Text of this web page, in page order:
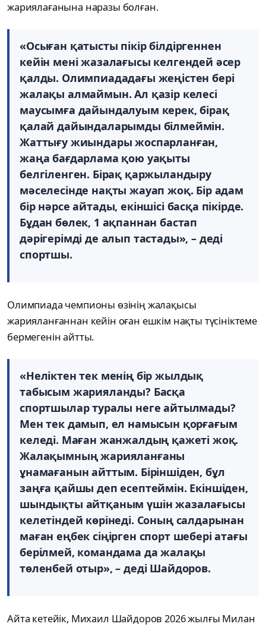
жариялағанына наразы болған.
«Осыған қатысты пікір білдіргеннен
кейін мені жазалағысы келгендей әсер
қалды. Олимпиададағы жеңістен бері
жалақы алмаймын. Ал қазір келесі
маусымға дайындалуым керек, бірақ
қалай дайындаларымды білмеймін.
Жаттығу жиындары жоспарланған,
жаңа бағдарлама қою уақыты
белгіленген. Бірақ қаржыландыру
мәселесінде нақты жауап жоқ. Бір адам
бір нәрсе айтады, екіншісі басқа пікірде.
Бұдан бөлек, 1 ақпаннан бастап
дәрігерімді де алып тастады», – деді
спортшы.
Олимпиада чемпионы өзінің жалақысы
жарияланғаннан кейін оған ешкім нақты түсініктеме
бермегенін айтты.
«Неліктен тек менің бір жылдық
табысым жарияланды? Басқа
спортшылар туралы неге айтылмады?
Мен тек дамып, ел намысын қорғағым
келеді. Маған жанжалдың қажеті жоқ.
Жалақымның жарияланғаны
ұнамағанын айттым. Біріншіден, бұл
заңға қайшы деп есептеймін. Екіншіден,
шындықты айтқаным үшін жазалағысы
келетіндей көрінеді. Соның салдарынан
маған еңбек сіңірген спорт шебері атағы
берілмей, командама да жалақы
төленбей отыр», – деді Шайдоров.
Айта кетейік, Михаил Шайдоров 2026 жылғы Милан